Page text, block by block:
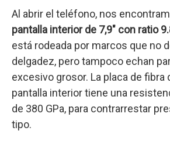
Al abrir el teléfono, nos
pantalla interior de 7,9″ con ratio
está rodeada por marcos que no
delgadez, pero tampoco echan
excesivo grosor. La placa de fibra
pantalla interior tiene una
de 380 GPa, para contrarrestar
tipo.